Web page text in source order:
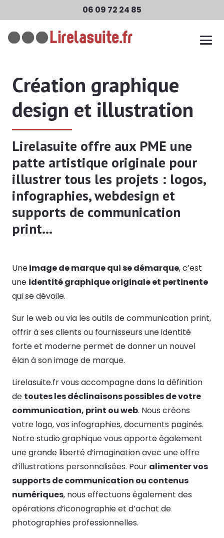
06 09 72 24 85
Création graphique
design et illustration
Lirelasuite offre aux PME une
patte artistique originale pour
illustrer tous les projets : logos,
infographies, webdesign et
supports de communication
print…
Uneimage de marque qui se démarque, c’est
une identité graphique originale et pertinente
qui se dévoile.
Sur le web ou via les outils de communication print,
offrir à ses clients ou fournisseurs une identité
forte et moderne permet de donner un nouvel
élan à son image de marque.
Lirelasuite.fr vous accompagne dans la définition
de toutes les déclinaisons possibles de votre
communication, print ou web. Nous créons
votre logo, vos infographies, documents paginés.
Notre studio graphique vous apporte également
une grande liberté d’imagination avec une offre
d’illustrations personnalisées. Pour alimenter vos
supports de communication ou contenus
numériques, nous effectuons également des
opérations d’iconographie et d’achat de
photographies professionnelles.